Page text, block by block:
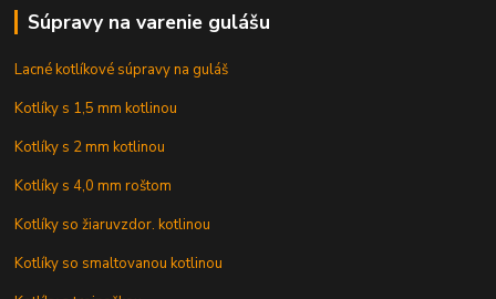
Súpravy na varenie gulášu
Lacné kotlíkové súpravy na guláš
Kotlíky s 1,5 mm kotlinou
Kotlíky s 2 mm kotlinou
Kotlíky s 4,0 mm roštom
Kotlíky so žiaruvzdor. kotlinou
Kotlíky so smaltovanou kotlinou